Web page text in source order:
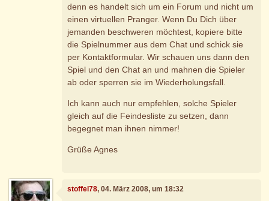
denn es handelt sich um ein Forum und nicht um
einen virtuellen Pranger. Wenn Du Dich über
jemanden beschweren möchtest, kopiere bitte
die Spielnummer aus dem Chat und schick sie
per Kontaktformular. Wir schauen uns dann den
Spiel und den Chat an und mahnen die Spieler
ab oder sperren sie im Wiederholungsfall.
Ich kann auch nur empfehlen, solche Spieler
gleich auf die Feindesliste zu setzen, dann
begegnet man ihnen nimmer!
Grüße Agnes
stoffel78, 04. März 2008, um 18:32